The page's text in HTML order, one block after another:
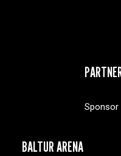
Sponsor
BALTUR ARENA